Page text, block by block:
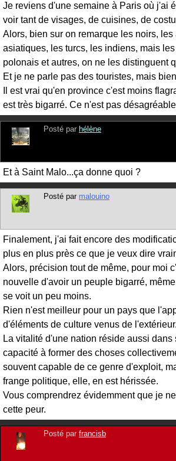
Je reviens d'une semaine à Paris où j'ai
voir tant de visages, de cuisines, de
Alors, bien sur on remarque les noirs, les
asiatiques, les turcs, les indiens, mais
polonais et autres, on ne les distinguent
Et je ne parle pas des touristes, mais
Il est vrai qu'en province c'est moins
est très bigarré. Ce n'est pas
Posté par hélène
Et à Saint Malo...ça donne quoi ?
Posté par malouino
Finalement, j'ai fait encore des
plus en plus près ce que je veux dire
Alors, précision tout de même, pour moi
nouvelle d'avoir un peuple bigarré,
se voit un peu moins.
Rien n'est meilleur pour un pays que
d'éléments de culture venus de l'extérieur.
La vitalité d'une nation réside aussi dans
capacité à former des choses
souvent capable de ce genre d'exploit,
frange politique, elle, en est hérissée.
Vous comprendrez évidemment que je
cette peur.
Posté par francisb